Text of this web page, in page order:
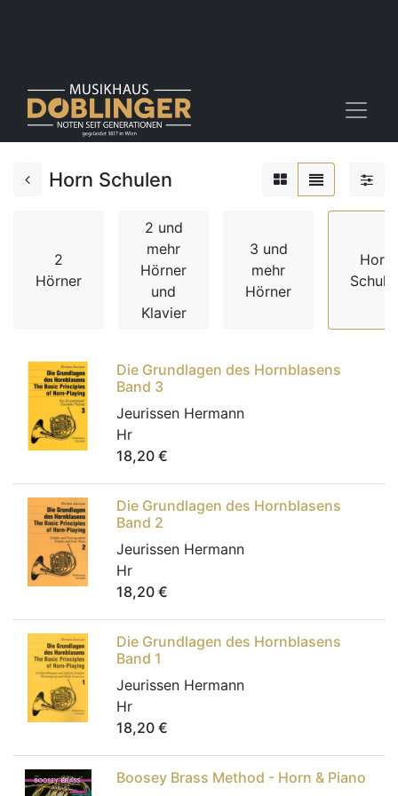
Horn Schulen
2
Hörner
2 und
mehr
Hörner
und
Klavier
3 und
mehr
Hörner
Horn
Die Grundlagen des Hornblasens
Band 3
Jeurissen Hermann
Hr
18,20 €
Die Grundlagen des Hornblasens
Band 2
Jeurissen Hermann
Hr
18,20 €
Die Grundlagen des Hornblasens
Band 1
Jeurissen Hermann
Hr
18,20 €
Boosey Brass Method - Horn & Piano